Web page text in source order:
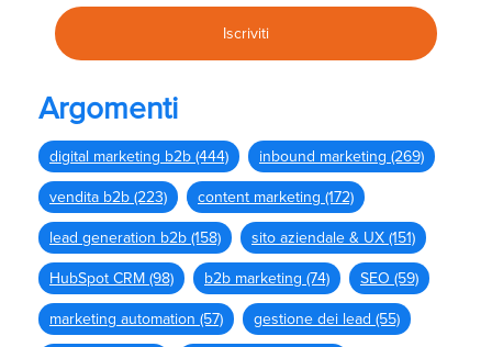
Argomenti
digital marketing b2b (444) inbound marketing (269)
vendita b2b (223) content marketing (172)
lead generation b2b (158) sito aziendale & UX (151)
HubSpot CRM (98) b2b marketing (74) SEO (59)
marketing automation (57) gestione dei lead (55)